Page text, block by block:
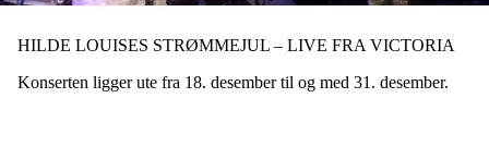
HILDE LOUISES STRØMMEJUL – LIVE FRA VICTORIA
Konserten ligger ute fra 18. desember til og med 31. desember.